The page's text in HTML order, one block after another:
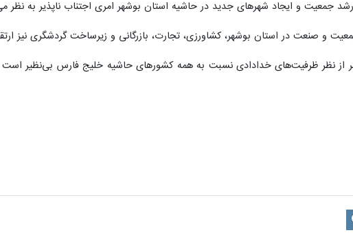
جمعیت و ایجاد شهرهای جدید در حاشیه استان بوشهر امری اجتناب ناپذیر به نظر
و صنعت در استان بوشهر، کشاورزی، تجارت، بازرگانی و زیرساخت گردشگری نیز
از نظر ظرفیت‌های خدادادی نسبت به همه کشورهای حاشیه خلیج فارس بی‌نظیر است